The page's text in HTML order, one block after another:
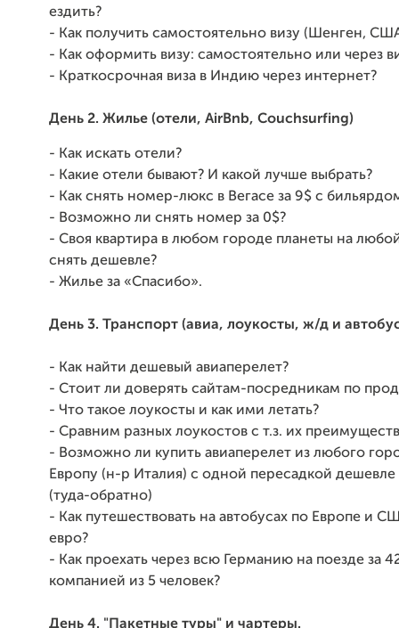
ездить?
- Как получить самостоятельно визу (Шенген,
- Как оформить визу: самостоятельно или через
- Краткосрочная виза в Индию через интернет?
День 2. Жилье (отели, AirBnb, Couchsurfing)
- Как искать отели?
- Какие отели бывают? И какой лучше выбрать?
- Как снять номер-люкс в Вегасе за 9$ с
- Возможно ли снять номер за 0$?
- Своя квартира в любом городе планеты на
снять дешевле?
- Жилье за «Спасибо».
День 3. Транспорт (авиа, лоукосты, ж/д и
- Как найти дешевый авиаперелет?
- Стоит ли доверять сайтам-посредникам по
- Что такое лоукосты и как ими летать?
- Сравним разных лоукостов с т.з. их
- Возможно ли купить авиаперелет из любого
Европу (н-р Италия) с одной пересадкой дешевле
(туда-обратно)
- Как путешествовать на автобусах по Европе и
евро?
- Как проехать через всю Германию на поезде за
компанией из 5 человек?
День 4. "Пакетные туры" и чартеры.